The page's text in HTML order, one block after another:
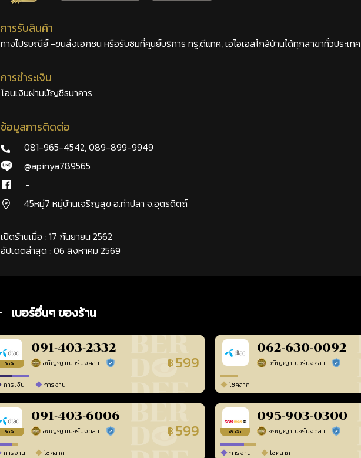
การรับสินค้า
ทางไปรษณีย์ -ขนส่งเอกชน หรือรับซิมที่ศูนย์บริการ ทรู,ดีแทค, เอไอเอสไกล้บ้านได้ทุกสาขาทั่วประเทศ
การชำระเงิน
โอนเงินผ่านบัญชีธนาคาร
ข้อมูลการติดต่อ
081-965-4542,089-899-9949
@apinya789565
-
45หมู่7 หมู่บ้านเจริญสุข อ.ท่าปลา จ.อุตรดิตถ์
เปิดร้านเมื่อ : 17 กันยายน 2562
อัปเดตล่าสุด : 06 สิงหาคม 2569
เบอร์อื่นๆ ของร้าน
เติมเงิน
091-403-2332
อภิญญาเบอร์มงคล เบอร์สวยเลขศาสตร์ ร้านยืนยันแล้ว ฿ 599
การเงิน การงาน
062-630-0092
อภิญญาเบอร์มงคล เบอร์สวยเลขศาสตร์ ร้านยืนยันแ
โชคลาภ
เติมเงิน
091-403-6006
อภิญญาเบอร์มงคล เบอร์สวยเลขศาสตร์ ร้านยืนยันแล้ว ฿ 599
การงาน โชคลาภ
เติมเงิน
095-903-0300
อภิญญาเบอร์มงคล เบอร์สวยเลขศาสตร์ ร้านยืนยันแ
การงาน โชคลาภ